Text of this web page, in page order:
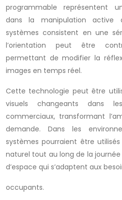
programmable représentent
dans la manipulation active
systèmes consistent en une
l’orientation peut être
permettant de modifier la
images en temps réel.
Cette technologie peut être
visuels changeants dans
commerciaux, transformant
demande. Dans les
systèmes pourraient être
naturel tout au long de la
d’espace qui s’adaptent aux
occupants.